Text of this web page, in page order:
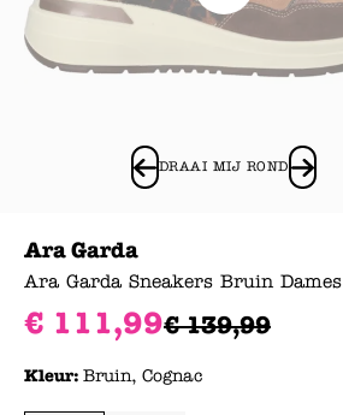
DRAAI MIJ ROND
Ara Garda
Ara Garda Sneakers Bruin Dames
€ 111,99€ 139,99
Kleur: Bruin, Cognac